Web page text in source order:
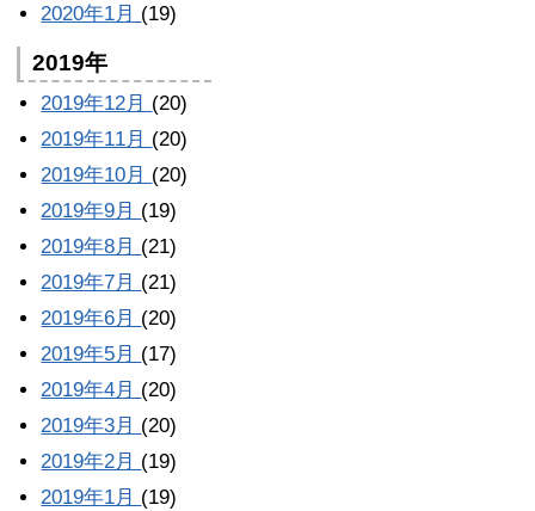
2020年1月 (19)
2019年
2019年12月 (20)
2019年11月 (20)
2019年10月 (20)
2019年9月 (19)
2019年8月 (21)
2019年7月 (21)
2019年6月 (20)
2019年5月 (17)
2019年4月 (20)
2019年3月 (20)
2019年2月 (19)
2019年1月 (19)